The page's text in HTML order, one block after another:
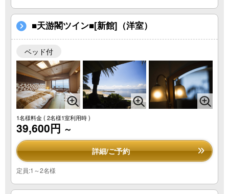
■天游閣ツイン■[新館]（洋室）
ベッド付
1名様料金( 2名様1室利用時 )
39,600円 ～
詳細/ご予約
定員:1～2名様